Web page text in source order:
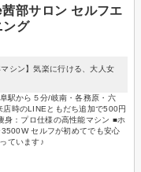
部サロン セルフエ
ング
シン】気楽に行ける、大人女
駅から５分/岐南・各務原・六
時のLINEともだち追加で500円
：プロ仕様の高性能マシン ■ホ
セルフが初めてでも安心
ています♪